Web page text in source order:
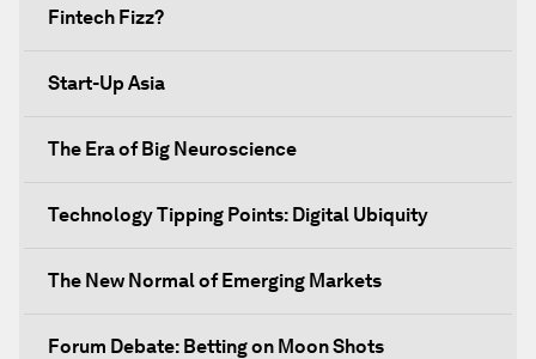
Fintech Fizz?
Start-Up Asia
The Era of Big Neuroscience
Technology Tipping Points: Digital Ubiquity
The New Normal of Emerging Markets
Forum Debate: Betting on Moon Shots